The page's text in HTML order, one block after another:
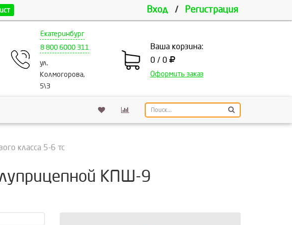
Вход / Регистрация
Екатеринбург
8 800 6000 311
ул.
Колмогорова,
5\3
Ваша корзина:
0 / 0
Оформить заказ
класса 5-6 тс
КПШ-9